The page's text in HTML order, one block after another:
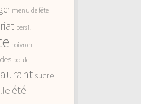
menu de fête
persil
poivron
poulet
sucre
été